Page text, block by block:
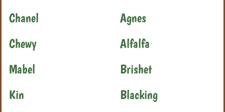
Chanel
Agnes
Chewy
Alfalfa
Mabel
Brishet
Kin
Blacking